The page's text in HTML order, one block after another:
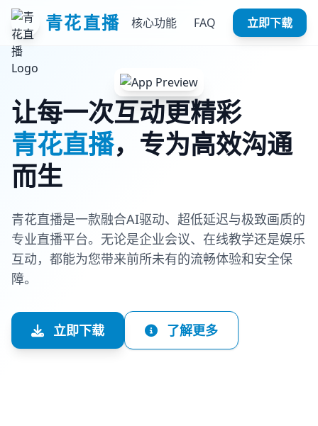
青花直播 核心功能 FAQ 立即下载
让每一次互动更精彩
青花直播，专为高效沟通
而生
青花直播是一款融合AI驱动、超低延迟与极致画质的
专业直播平台。无论是企业会议、在线教学还是娱乐
互动，都能为您带来前所未有的流畅体验和安全保
障。
立即下载 了解更多